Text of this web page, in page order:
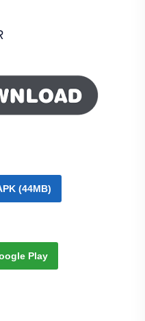
(44MB)
Play